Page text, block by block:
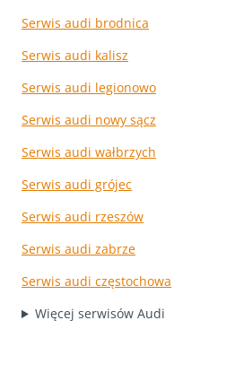
Serwis audi brodnica
Serwis audi kalisz
Serwis audi legionowo
Serwis audi nowy sącz
Serwis audi wałbrzych
Serwis audi grójec
Serwis audi rzeszów
Serwis audi zabrze
Serwis audi częstochowa
Więcej serwisów Audi